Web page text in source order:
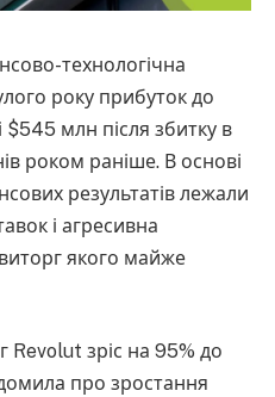
технологічна
року прибуток до
$545 млн після збитку в
роком раніше. В основі
результатів лежали
і агресивна
якого майже
Revolut зріс на 95% до
про зростання